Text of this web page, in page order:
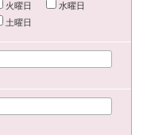
火曜日
水曜日
土曜日